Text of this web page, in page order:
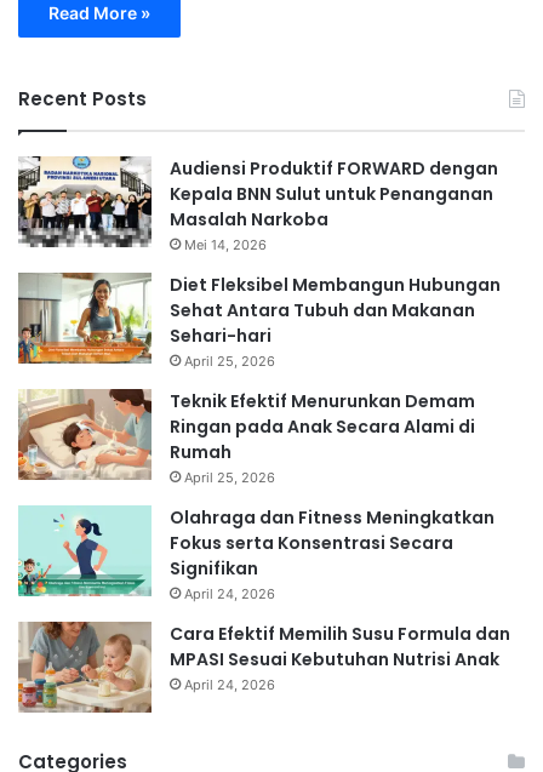
Read More »
Recent Posts
Audiensi Produktif FORWARD dengan
Kepala BNN Sulut untuk Penanganan
Masalah Narkoba
Mei 14, 2026
Diet Fleksibel Membangun Hubungan
Sehat Antara Tubuh dan Makanan
Sehari-hari
April 25, 2026
Teknik Efektif Menurunkan Demam
Ringan pada Anak Secara Alami di
Rumah
April 25, 2026
Olahraga dan Fitness Meningkatkan
Fokus serta Konsentrasi Secara
Signifikan
April 24, 2026
Cara Efektif Memilih Susu Formula dan
MPASI Sesuai Kebutuhan Nutrisi Anak
April 24, 2026
Categories